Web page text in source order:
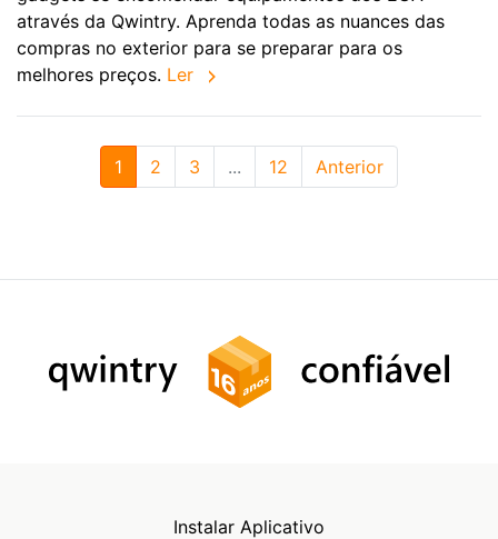
através da Qwintry. Aprenda todas as nuances das
compras no exterior para se preparar para os
melhores preços. Ler
1 2 3 ... 12 Anterior
Instalar Aplicativo